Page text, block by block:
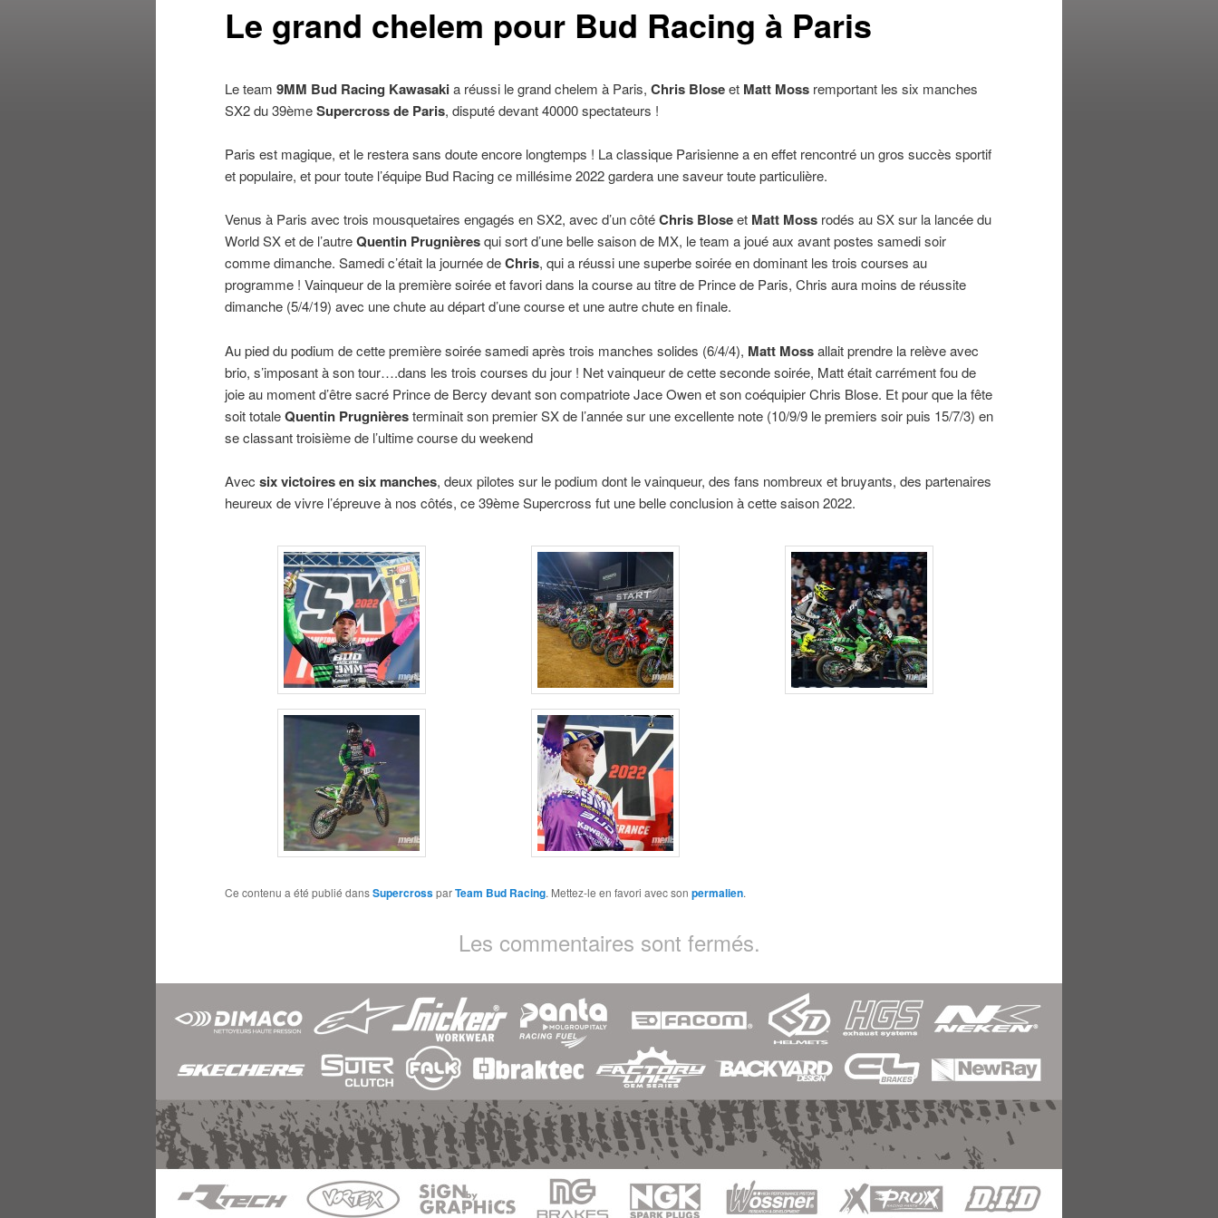
Le grand chelem pour Bud Racing à Paris
Le team 9MM Bud Racing Kawasakia réussi le grand chelem à Paris, Chris Bloseet Matt Moss remportant les six manches
SX2 du 39èmeSupercross de Paris, disputé devant 40000 spectateurs !
Paris est magique, et le restera sans doute encore longtemps ! La classique Parisienne a en effet rencontré un gros succès sportif
et populaire, et pour toute l’équipe Bud Racing ce millésime 2022 gardera une saveur toute particulière.
Venus à Paris avec trois mousquetaires engagés en SX2, avec d’un côtéChris Bloseet Matt Moss rodés au SX sur la lancée du
World SX et de l’autreQuentin Prugnièresqui sort d’une belle saison de MX, le team a joué aux avant postes samedi soir
comme dimanche. Samedi c’était la journée deChris, qui a réussi une superbe soirée en dominant les trois courses au
programme ! Vainqueur de la première soirée et favori dans la course au titre de Prince de Paris, Chris aura moins de réussite
dimanche (5/4/19) avec une chute au départ d’une course et une autre chute en finale.
Au pied du podium de cette première soirée samedi après trois manches solides (6/4/4), Matt Mossallait prendre la relève avec
brio, s’imposant à son tour….dans les trois courses du jour ! Net vainqueur de cette seconde soirée, Matt était carrément fou de
joie au moment d’être sacré Prince de Bercy devant son compatriote Jace Owen et son coéquipier Chris Blose. Et pour que la fête
soit totaleQuentin Prugnièresterminait son premier SX de l’année sur une excellente note (10/9/9 le premiers soir puis 15/7/3) en
se classant troisième de l’ultime course du weekend
Avec six victoires en six manches, deux pilotes sur le podium dont le vainqueur, des fans nombreux et bruyants, des partenaires
heureux de vivre l’épreuve à nos côtés, ce 39ème Supercross fut une belle conclusion à cette saison 2022.
Ce contenu a été publié dansSupercrossparTeam Bud Racing. Mettez-le en favori avec son permalien.
Les commentaires sont fermés.